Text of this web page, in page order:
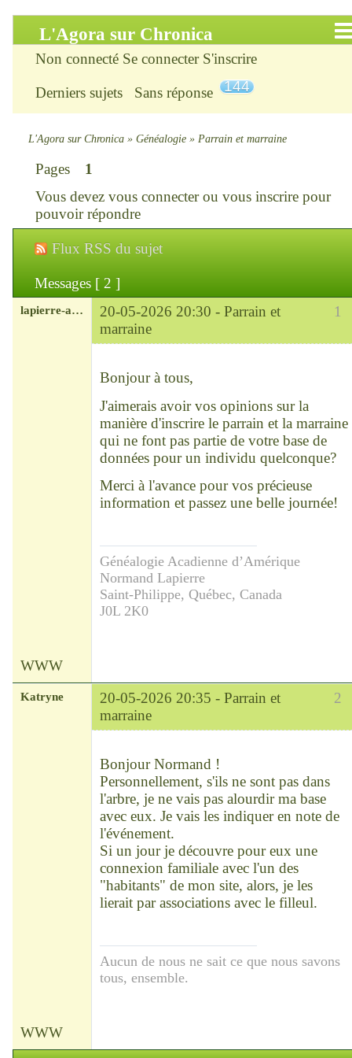
L'Agora sur Chronica
Accueil
Infos
Chercher
S’inscrire
Connexion
Chronica : le site
ChroniKat : les liens
CONTACT
Non connecté Se connecter S'inscrire
Derniers sujets Sans réponse 144
L'Agora sur Chronica »Généalogie » Parrain et marraine
Pages
1
Vous devez vous connecterou vous inscrirepour
pouvoir répondre
Flux RSS du sujet
Messages [ 2 ]
1
lapierre-amerique 20-05-2026 20:30 - Parrain et
marraine
Bonjour à tous,
J'aimerais avoir vos opinions sur la
manière d'inscrire le parrain et la marraine
qui ne font pas partie de votre base de
données pour un individu quelconque?
Merci à l'avance pour vos précieuse
information et passez une belle journée!
Généalogie Acadienne d’Amérique
Normand Lapierre
Saint-Philippe, Québec, Canada
J0L 2K0
WWW
2
Katryne 20-05-2026 20:35 - Parrain et
marraine
Bonjour Normand !
Personnellement, s'ils ne sont pas dans
l'arbre, je ne vais pas alourdir ma base
avec eux. Je vais les indiquer en note de
l'événement.
Si un jour je découvre pour eux une
connexion familiale avec l'un des
"habitants" de mon site, alors, je les
lierait par associations avec le filleul.
Aucun de nous ne sait ce que nous savons
tous, ensemble.
WWW